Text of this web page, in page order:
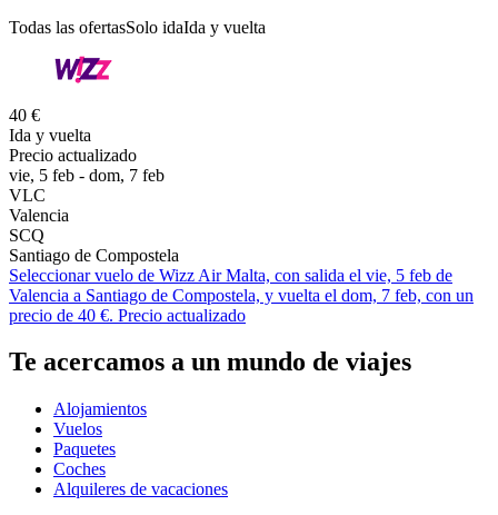
Todas las ofertasSolo idaIda y vuelta
40 €
Ida y vuelta
Precio actualizado
vie, 5 feb - dom, 7 feb
VLC
Valencia
SCQ
Santiago de Compostela
Seleccionar vuelo de Wizz Air Malta, con salida el vie, 5 feb de
Valencia a Santiago de Compostela, y vuelta el dom, 7 feb, con un
precio de 40 €. Precio actualizado
Te acercamos a un mundo de viajes
Alojamientos
Vuelos
Paquetes
Coches
Alquileres de vacaciones